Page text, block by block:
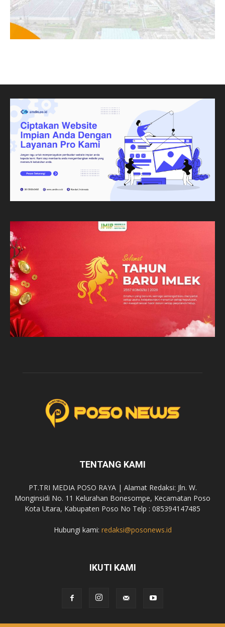
TENTANG KAMI
PT.TRI MEDIA POSO RAYA | Alamat Redaksi: Jln. W.
Monginsidi No. 11 Kelurahan Bonesompe, Kecamatan Poso
Kota Utara, Kabupaten Poso No Telp : 085394147485
Hubungi kami: redaksi@posonews.id
IKUTI KAMI